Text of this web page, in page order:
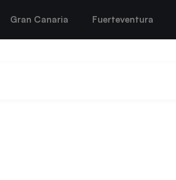
Gran Canaria Fuerteventura